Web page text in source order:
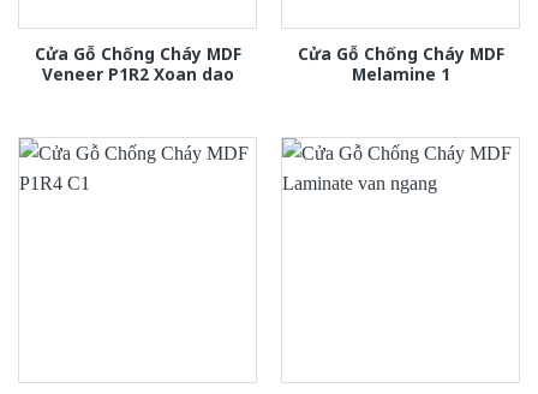
Cửa Gỗ Chống Cháy MDF
Veneer P1R2 Xoan dao
Cửa Gỗ Chống Cháy MDF
Melamine 1